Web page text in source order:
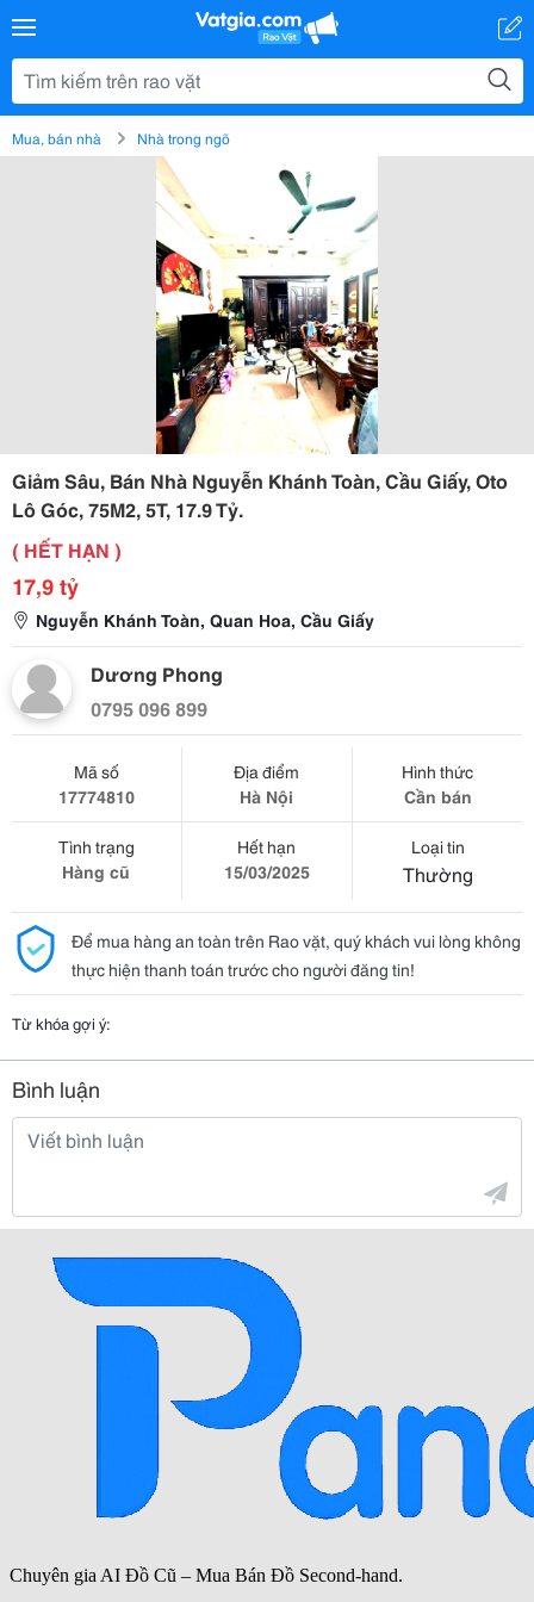
Mua, bán nhà Nhà trong ngõ
Giảm Sâu, Bán Nhà Nguyễn Khánh Toàn, Cầu Giấy, Oto
Lô Góc, 75M2, 5T, 17.9 Tỷ.
( HẾT HẠN )
17,9 tỷ
Nguyễn Khánh Toàn, Quan Hoa, Cầu Giấy
Dương Phong
0795 096 899
Mã số
17774810
Địa điểm
Hà Nội
Hình thức
Cần bán
Tình trạng
Hàng cũ
Hết hạn
15/03/2025
Loại tin
Thường
Để mua hàng an toàn trên Rao vặt, quý khách vui lòng không
thực hiện thanh toán trước cho người đăng tin!
Từ khóa gợi ý:
Bình luận